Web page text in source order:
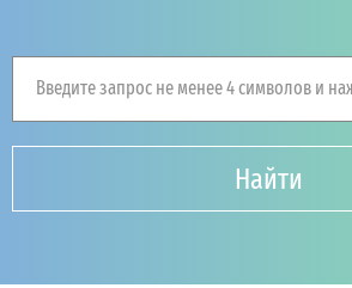
Введите запрос не менее 4 символов и
Найти